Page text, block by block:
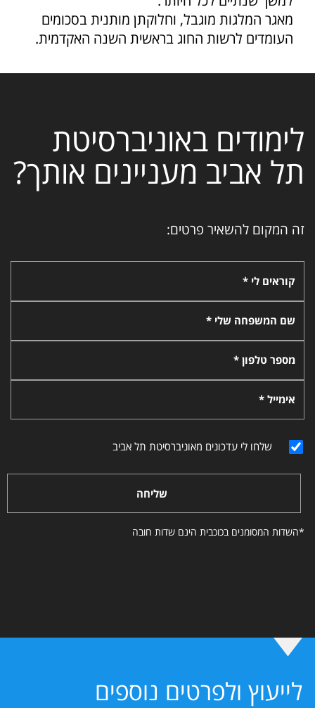
מאגר המלגות מוגבל, וחלוקתן מותנית בסכומים
העומדים לרשות החוג בראשית השנה האקדמית.
לימודים באוניברסיטת
תל אביב מעניינים אותך?
זה המקום להשאיר פרטים:
קוראים לי *
שם המשפחה שלי *
מספר טלפון *
אימייל *
שלחו לי עדכונים מאוניברסיטת תל אביב
שליחה
*השדות המסומנים בכוכבית הינם שדות חובה
לייעוץ ולפרטים נוספים